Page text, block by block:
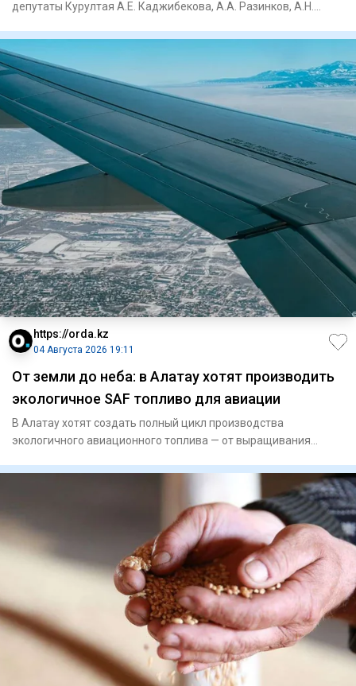
депутаты Курултая А.Е. Каджибекова, А.А. Разинков, А.Н.
https://orda.kz
04 Августа 2026 19:11
От земли до неба: в Алатау хотят производить
экологичное SAF топливо для авиации
В Алатау хотят создать полный цикл производства
экологичного авиационного топлива — от выращивания